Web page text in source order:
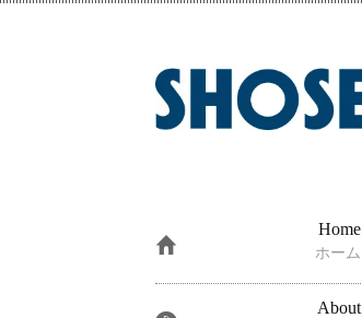
Home
ホーム
About